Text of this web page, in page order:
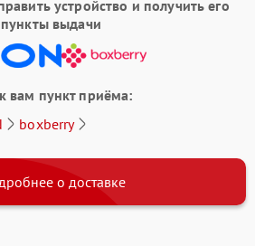
устройство и получить его
выдачи
вам пункт приёма:
boxberry
о доставке